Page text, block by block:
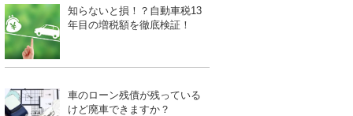
知らないと損！？自動車税13
年目の増税額を徹底検証！
車のローン残債が残っている
けど廃車できますか？